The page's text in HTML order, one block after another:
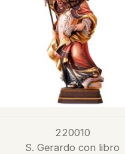
220010
S. Gerardo con libro